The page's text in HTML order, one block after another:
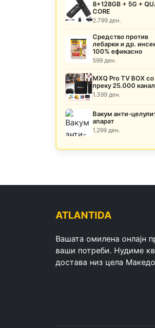
8+128GB + 5G +
CORE
2.799 ден.
Средство против
лебарки и др.
100% ефикасно
599 ден.
MXQ Pro TV BOX со
преку 25.000
1.399 ден.
Вакум анти-
апарат
1.299 ден.
ATLANTIDA
Вашата омилена онлајн
ваши потреби. Нудиме
достава низ цела